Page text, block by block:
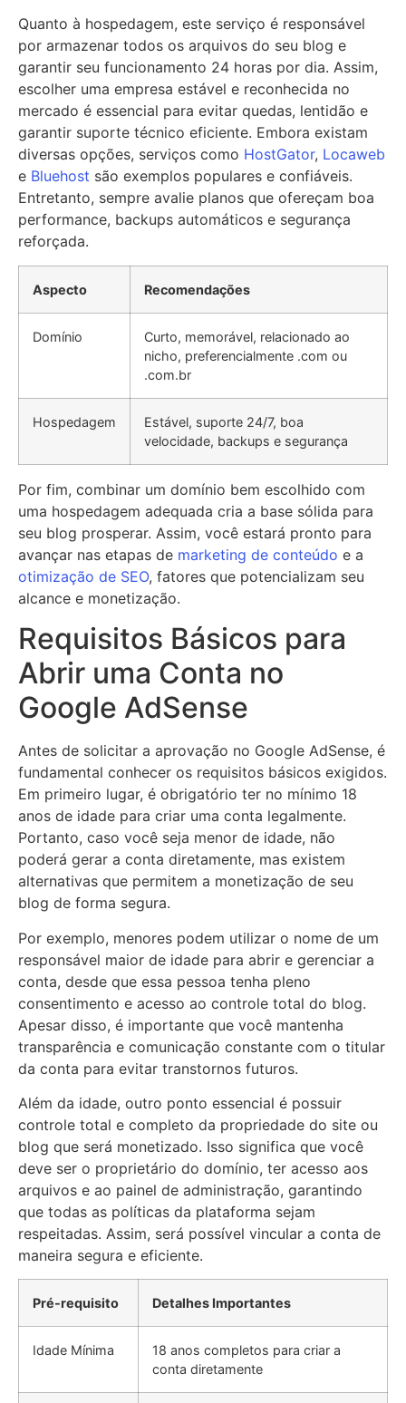
Quanto à hospedagem, este serviço é responsável
por armazenar todos os arquivos do seu blog e
garantir seu funcionamento 24 horas por dia. Assim,
escolher uma empresa estável e reconhecida no
mercado é essencial para evitar quedas, lentidão e
garantir suporte técnico eficiente. Embora existam
diversas opções, serviços como HostGator, Locaweb
e Bluehost são exemplos populares e confiáveis.
Entretanto, sempre avalie planos que ofereçam boa
performance, backups automáticos e segurança
reforçada.
Aspecto Recomendações
Domínio
Curto, memorável, relacionado ao
nicho, preferencialmente .com ou
.com.br
Hospedagem
Estável, suporte 24/7, boa
velocidade, backups e segurança
Por fim, combinar um domínio bem escolhido com
uma hospedagem adequada cria a base sólida para
seu blog prosperar. Assim, você estará pronto para
avançar nas etapas de marketing de conteúdo e a
otimização de SEO, fatores que potencializam seu
alcance e monetização.
Requisitos Básicos para
Abrir uma Conta no
Google AdSense
Antes de solicitar a aprovação no Google AdSense, é
fundamental conhecer os requisitos básicos exigidos.
Em primeiro lugar, é obrigatório ter no mínimo 18
anos de idade para criar uma conta legalmente.
Portanto, caso você seja menor de idade, não
poderá gerar a conta diretamente, mas existem
alternativas que permitem a monetização de seu
blog de forma segura.
Por exemplo, menores podem utilizar o nome de um
responsável maior de idade para abrir e gerenciar a
conta, desde que essa pessoa tenha pleno
consentimento e acesso ao controle total do blog.
Apesar disso, é importante que você mantenha
transparência e comunicação constante com o titular
da conta para evitar transtornos futuros.
Além da idade, outro ponto essencial é possuir
controle total e completo da propriedade do site ou
blog que será monetizado. Isso significa que você
deve ser o proprietário do domínio, ter acesso aos
arquivos e ao painel de administração, garantindo
que todas as políticas da plataforma sejam
respeitadas. Assim, será possível vincular a conta de
maneira segura e eficiente.
Pré-requisito Detalhes Importantes
Idade Mínima
18 anos completos para criar a
conta diretamente